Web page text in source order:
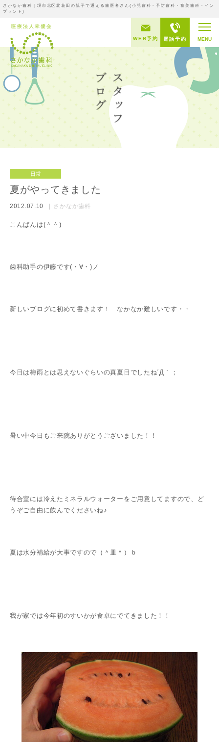
さかなか歯科｜堺市北区北花田の親子で通える歯医者さん(小児歯科・予防歯科・審美歯科・イン
プラント)
MENU
電話予約
WEB予約
日常
夏がやってきました
2012.07.10 さかなか歯科
こんばんは(＾＾)
歯科助手の伊藤です(・∀・)ノ
新しいブログに初めて書きます！ なかなか難しいです・・
今日は梅雨とは思えないぐらいの真夏日でしたね´Д｀；
暑い中今日もご来院ありがとうございました！！
待合室には冷えたミネラルウォーターをご用意してますので、ど
うぞご自由に飲んでくださいね♪
夏は水分補給が大事ですので（＾皿＾）ｂ
我が家では今年初のすいかが食卓にでてきました！！